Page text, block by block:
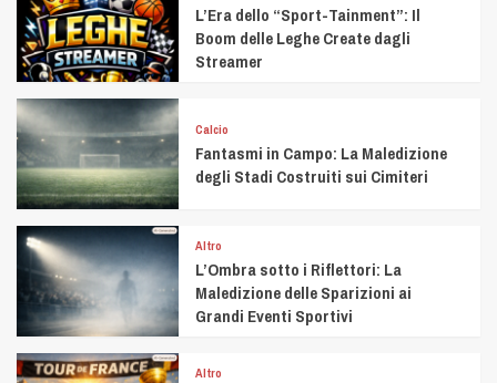
L’Era dello “Sport-Tainment”: Il
Boom delle Leghe Create dagli
Streamer
Calcio
Fantasmi in Campo: La Maledizione
degli Stadi Costruiti sui Cimiteri
Altro
L’Ombra sotto i Riflettori: La
Maledizione delle Sparizioni ai
Grandi Eventi Sportivi
Altro